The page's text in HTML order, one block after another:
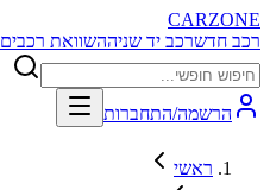
CARZONE
רכב חדשרכב יד שניההשוואת רכבים
הרשמה/התחברות
ראשי